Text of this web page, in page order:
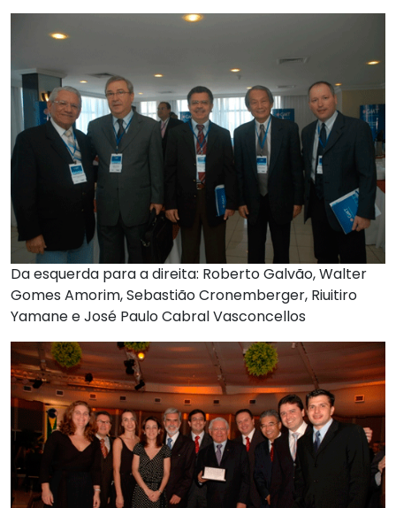
Da esquerda para a direita: Roberto Galvão, Walter
Gomes Amorim, Sebastião Cronemberger, Riuitiro
Yamane e José Paulo Cabral Vasconcellos